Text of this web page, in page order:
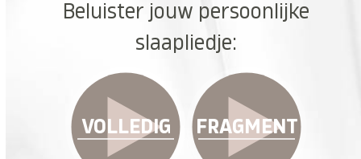
Beluister jouw persoonlijke
slaapliedje:
VOLLEDIG FRAGMENT